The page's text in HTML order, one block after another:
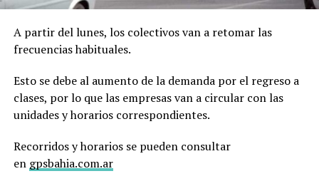
El trabajo señala que 40 ciudades registraron
incrementos superiores a la inflación interanual, que al
mes de junio se ubicó en el 33,5 %, según el Indec.
Esa ranking fue encabezado por Presidencia Roque
Sáenz Peña (Chaco), donde el boleto pasó de $ 800 a $
1.885, lo que representa un incremento del 136 %.
ATRIBUTOS SOCIALES
1° sección: $873,68
2° sección: $979,07
Cerri: $1031,70
PERSONAS CON DISCAPACIDAD
A partir del lunes, los colectivos van a retomar las
frecuencias habituales.
Esto se debe al aumento de la demanda por el regreso a
clases, por lo que las empresas van a circular con las
unidades y horarios correspondientes.
Recorridos y horarios se pueden consultar
en gpsbahia.com.ar